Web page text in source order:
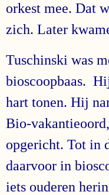
orkest mee. Dat
zich. Later
Tuschinski was
bioscoopbaas.
hart tonen. Hij
Bio-
opgericht. Tot in
daarvoor in
iets ouderen